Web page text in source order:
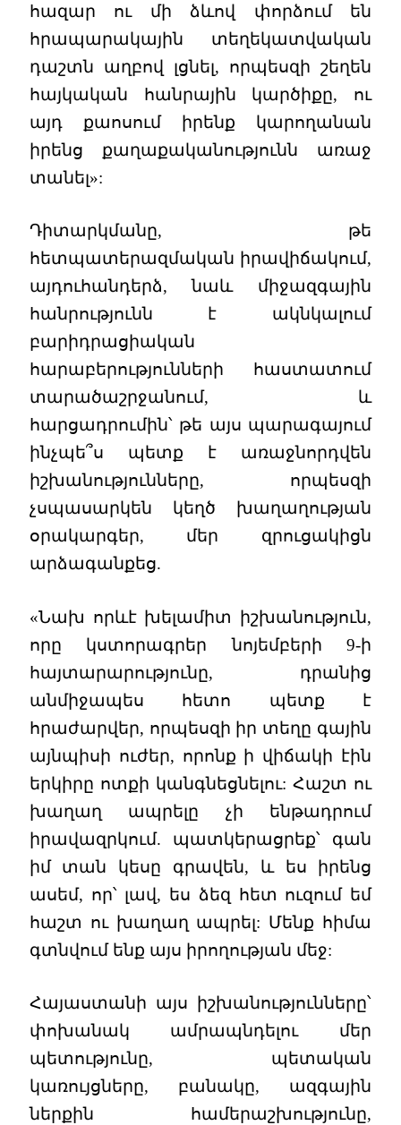
հազար ու մի ձևով փորձում են
հրապարակային տեղեկատվական
դաշտն աղբով լցնել, որպեսզի շեղեն
հայկական հանրային կարծիքը, ու
այդ քաոսում իրենք կարողանան
իրենց քաղաքականությունն առաջ
տանել»:
Դիտարկմանը, թե
հետպատերազմական իրավիճակում,
այդուհանդերձ, նաև միջազգային
հանրությունն է ակնկալում
բարիդրացիական
հարաբերությունների հաստատում
տարածաշրջանում, և
հարցադրումին՝ թե այս պարագայում
ինչպե՞ս պետք է առաջնորդվեն
իշխանությունները, որպեսզի
չսպասարկեն կեղծ խաղաղության
օրակարգեր, մեր զրուցակիցն
արձագանքեց.
«Նախ որևէ խելամիտ իշխանություն,
որը կստորագրեր նոյեմբերի 9-ի
հայտարարությունը, դրանից
անմիջապես հետո պետք է
հրաժարվեր, որպեսզի իր տեղը գային
այնպիսի ուժեր, որոնք ի վիճակի էին
երկիրը ոտքի կանգնեցնելու: Հաշտ ու
խաղաղ ապրելը չի ենթադրում
իրավազրկում. պատկերացրեք՝ գան
իմ տան կեսը գրավեն, և ես իրենց
ասեմ, որ՝ լավ, ես ձեզ հետ ուզում եմ
հաշտ ու խաղաղ ապրել: Մենք հիմա
գտնվում ենք այս իրողության մեջ:
Հայաստանի այս իշխանությունները՝
փոխանակ ամրապնդելու մեր
պետությունը, պետական
կառույցները, բանակը, ազգային
ներքին համերաշխությունը,